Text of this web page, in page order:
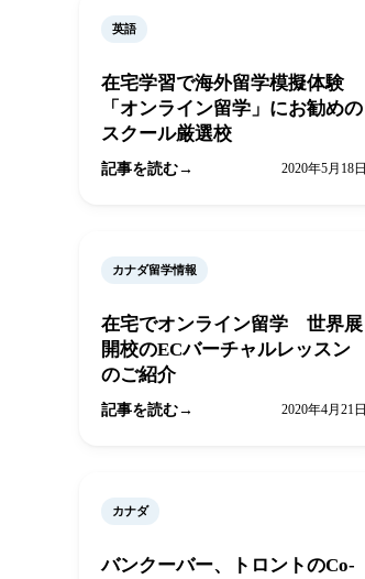
英語
在宅学習で海外留学模擬体験
「オンライン留学」にお勧めの
スクール厳選校
記事を読む 2020年5月18日
カナダ留学情報
在宅でオンライン留学 世界展
開校のECバーチャルレッスン
のご紹介
記事を読む 2020年4月21日
カナダ
バンクーバー、トロントのCo-